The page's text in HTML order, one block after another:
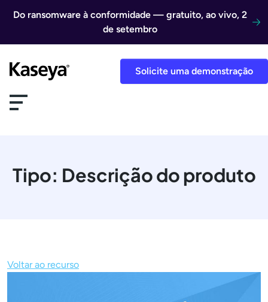
Do ransomware à conformidade — gratuito, ao vivo, 2
de setembro
Solicite uma demonstração
Tipo: Descrição do produto
Voltar ao recurso